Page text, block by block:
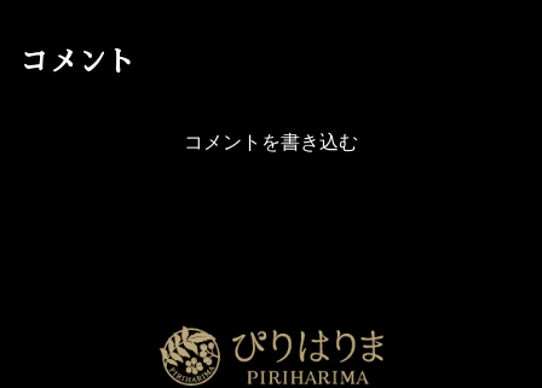
コメント
コメントを書き込む